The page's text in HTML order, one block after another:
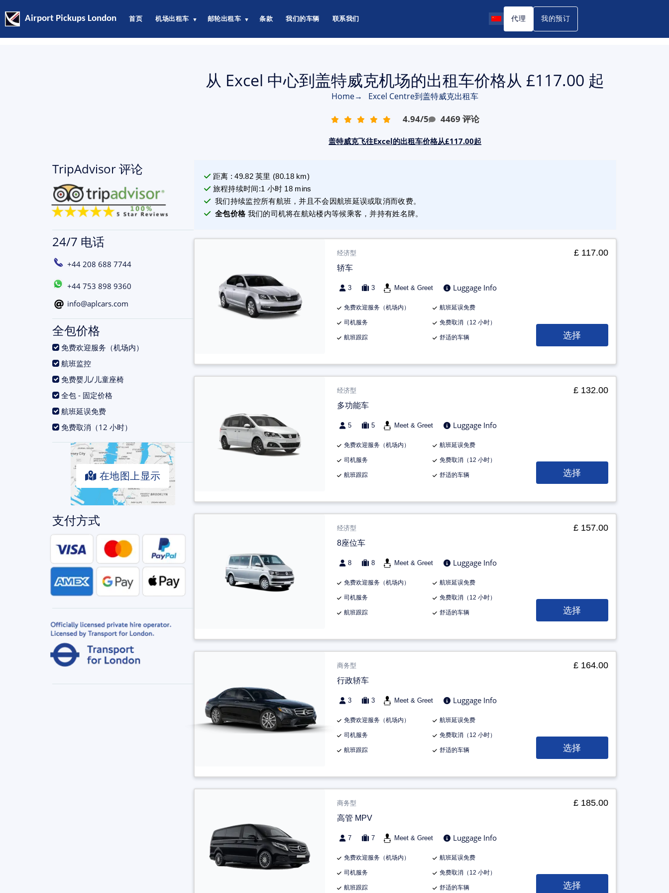
Airport Pickups London 首页 机场出租车 ▼ 邮轮出租车 ▼ 条款 我们的车辆 联系我们 代理 我的预订
TripAdvisor 评论
24/7 电话
+44 208 688 7744
+44 753 898 9360
info@aplcars.com
全包价格
免费欢迎服务（机场内）
航班监控
免费婴儿/儿童座椅
全包 - 固定价格
航班延误免费
免费取消（12 小时）
在地图上显示
支付方式
从 Excel 中心到盖特威克机场的出租车价格从 £117.00 起
Home→ Excel Centre到盖特威克出租车
4.94/5 4469 评论
盖特威克飞往Excel的出租车价格从£117.00起
距离 :49.82 英里 (80.18km)
旅程持续时间:1 小时 18 mins
我们持续监控所有航班，并且不会因航班延误或取消而收费。
全包价格 我们的司机将在航站楼内等候乘客，并持有姓名牌。
经济型
轿车
3 3 Meet & Greet Luggage Info
免费欢迎服务（机场内） 航班延误免费
司机服务 免费取消（12 小时）
航班跟踪 舒适的车辆
£ 117.00
选择
经济型
多功能车
5 5 Meet & Greet Luggage Info
免费欢迎服务（机场内） 航班延误免费
司机服务 免费取消（12 小时）
航班跟踪 舒适的车辆
£ 132.00
选择
经济型
8座位车
8 8 Meet & Greet Luggage Info
免费欢迎服务（机场内） 航班延误免费
司机服务 免费取消（12 小时）
航班跟踪 舒适的车辆
£ 157.00
选择
商务型
行政轿车
3 3 Meet & Greet Luggage Info
免费欢迎服务（机场内） 航班延误免费
司机服务 免费取消（12 小时）
航班跟踪 舒适的车辆
£ 164.00
选择
商务型
高管 MPV
7 7 Meet & Greet Luggage Info
免费欢迎服务（机场内） 航班延误免费
司机服务 免费取消（12 小时）
航班跟踪 舒适的车辆
£ 185.00
选择